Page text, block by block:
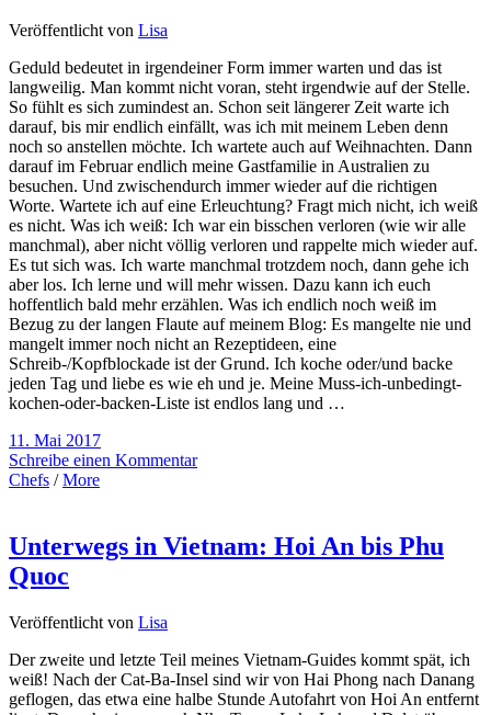
Veröffentlicht von Lisa
Geduld bedeutet in irgendeiner Form immer warten und das ist
langweilig. Man kommt nicht voran, steht irgendwie auf der Stelle.
So fühlt es sich zumindest an. Schon seit längerer Zeit warte ich
darauf, bis mir endlich einfällt, was ich mit meinem Leben denn
noch so anstellen möchte. Ich wartete auch auf Weihnachten. Dann
darauf im Februar endlich meine Gastfamilie in Australien zu
besuchen. Und zwischendurch immer wieder auf die richtigen
Worte. Wartete ich auf eine Erleuchtung? Fragt mich nicht, ich weiß
es nicht. Was ich weiß: Ich war ein bisschen verloren (wie wir alle
manchmal), aber nicht völlig verloren und rappelte mich wieder auf.
Es tut sich was. Ich warte manchmal trotzdem noch, dann gehe ich
aber los. Ich lerne und will mehr wissen. Dazu kann ich euch
hoffentlich bald mehr erzählen. Was ich endlich noch weiß im
Bezug zu der langen Flaute auf meinem Blog: Es mangelte nie und
mangelt immer noch nicht an Rezeptideen, eine
Schreib-/Kopfblockade ist der Grund. Ich koche oder/und backe
jeden Tag und liebe es wie eh und je. Meine Muss-ich-unbedingt-
kochen-oder-backen-Liste ist endlos lang und …
11. Mai 2017
Schreibe einen Kommentar
Chefs /More
Unterwegs in Vietnam: Hoi An bis Phu
Quoc
Veröffentlicht von Lisa
Der zweite und letzte Teil meines Vietnam-Guides kommt spät, ich
weiß! Nach der Cat-Ba-Insel sind wir von Hai Phong nach Danang
geflogen, das etwa eine halbe Stunde Autofahrt von Hoi An entfernt